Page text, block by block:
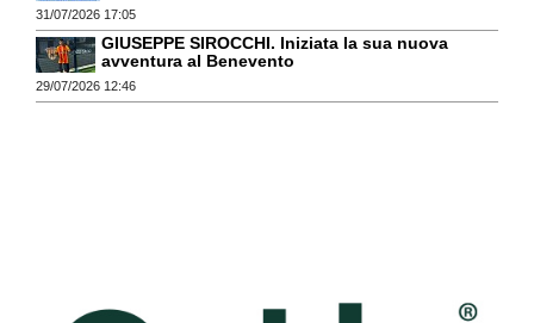
31/07/2026 17:05
GIUSEPPE SIROCCHI. Iniziata la sua nuova
avventura al Benevento
29/07/2026 12:46